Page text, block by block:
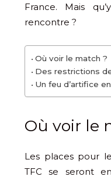
France. Mais
rencontre ?
Où voir le match ?
Des restrictions
Un feu d’artifice
Où voir le
Les places pour
TFC se seront